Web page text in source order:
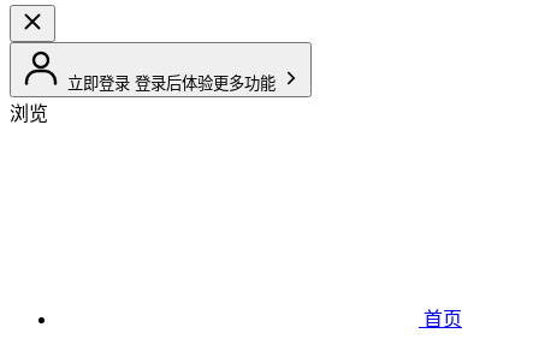
立即登录 登录后体验更多功能
浏览
首页